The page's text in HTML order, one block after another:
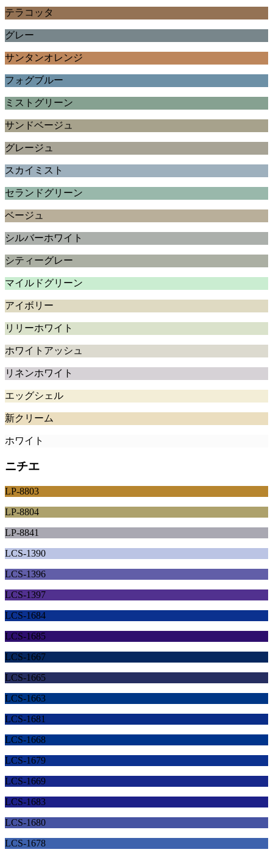
テラコッタ
グレー
サンタンオレンジ
フォグブルー
ミストグリーン
サンドベージュ
グレージュ
スカイミスト
セランドグリーン
ベージュ
シルバーホワイト
シティーグレー
マイルドグリーン
アイボリー
リリーホワイト
ホワイトアッシュ
リネンホワイト
エッグシェル
新クリーム
ホワイト
ニチエ
LP-8803
LP-8804
LP-8841
LCS-1390
LCS-1396
LCS-1397
LCS-1684
LCS-1685
LCS-1667
LCS-1665
LCS-1663
LCS-1681
LCS-1668
LCS-1679
LCS-1669
LCS-1683
LCS-1680
LCS-1678